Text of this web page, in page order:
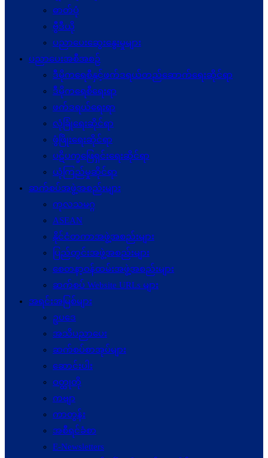
ဓာတ်ပုံ
ဗွီဒီယို
ပညာပေးဆွေးနွေးမှုများ
ပညာပေးအစီအစဉ်
ဒီမိုကရေစီနှင့်ဖက်ဒရယ်တည်ဆောက်ရေးဆိုင်ရာ
ဒီမိုကရေစီရေးရာ
ဖက်ဒရယ်ရေးရာ
လုံခြုံရေးဆိုင်ရာ
ဖွံဖြိုးရေးဆိုင်ရာ
ပဋိပက္ခ‌ဖြေရှင်းရေးဆိုင်ရာ
ယုံကြည်မှုဆိုင်ရာ
ဆက်စပ်အဖွဲ့အစည်းများ
ကုလသမဂ္ဂ
ASEAN
နိုင်ငံတကာအဖွဲ့အစည်းများ
ပြည်တွင်းအဖွဲ့အစည်းများ
စေတနာ့ဝန်ထမ်းအဖွဲ့အစည်းများ
ဆက်စပ် Website URLs များ
အရင်းအမြစ်များ
ဥပဒေ
အသိပညာပေး
ဆက်စပ်စာအုပ်များ
ဆောင်းပါး
ဝတ္ထုတို
ကဗျာ
ကာတွန်း
အစီရင်ခံစာ
E-Newsletters